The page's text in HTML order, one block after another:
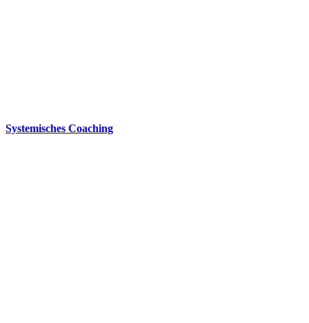
Systemisches Coaching